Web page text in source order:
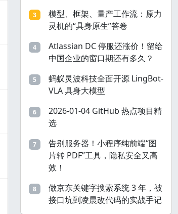
3
模型、框架、量产工作流：原力
灵机的“具身原生”答卷
4
Atlassian DC 停服还涨价！留给
中国企业的窗口期还有多久？
5
蚂蚁灵波科技全面开源 LingBot-
VLA 具身大模型
6
2026-01-04 GitHub 热点项目精
选
7
告别服务器！小程序纯前端“图
片转 PDF”工具，隐私安全又高
效！
8
做京东关键字搜索系统 3 年，被
接口坑到凌晨改代码的实战手记